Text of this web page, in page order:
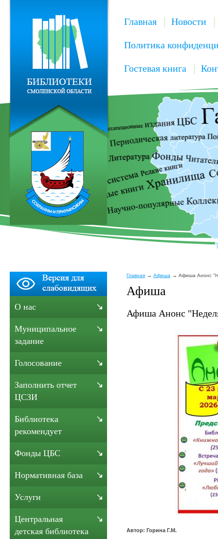
Главная Новости
Политика
Гостевая книга
Главная Афиша Афиша Анонс
Афиша
Афиша Анонс
Автор: Горина Г.М.
О нас
Муниципальное
задание
Голосование
Заполнить отчет
ЦСЗИ
Библиотека
рекомендует
Фонды ЦБС
Нормативная база
Услуги
Центральная
детская библиотека